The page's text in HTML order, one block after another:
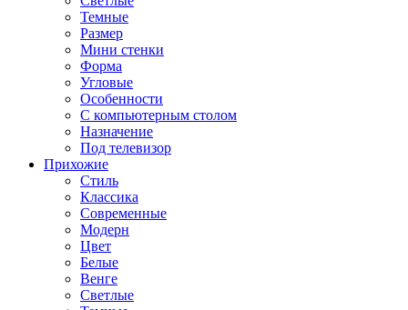
Темные
Размер
Мини стенки
Форма
Угловые
Особенности
С компьютерным столом
Назначение
Под телевизор
Прихожие
Стиль
Классика
Современные
Модерн
Цвет
Белые
Венге
Светлые